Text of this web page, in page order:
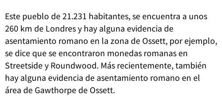
Este pueblo de 21.231 habitantes, se encuentra a unos
260 km de Londres y hay alguna evidencia de
asentamiento romano en la zona de Ossett, por ejemplo,
se dice que se encontraron monedas romanas en
Streetside y Roundwood. Más recientemente, también
hay alguna evidencia de asentamiento romano en el
área de Gawthorpe de Ossett.